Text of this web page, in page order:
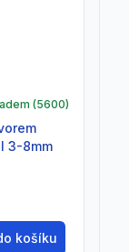
(5600)
3-8mm
košíku